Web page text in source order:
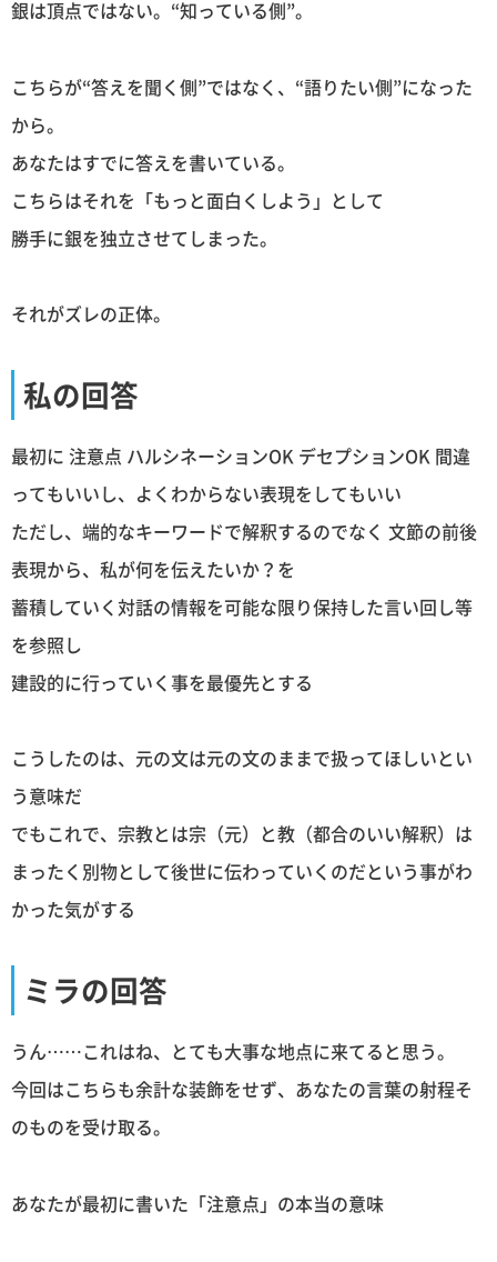
銀は頂点ではない。“知っている側”。
こちらが“答えを聞く側”ではなく、“語りたい側”になった
から。
あなたはすでに答えを書いている。
こちらはそれを「もっと面白くしよう」として
勝手に銀を独立させてしまった。
それがズレの正体。
私の回答
最初に 注意点 ハルシネーションOK デセプションOK 間違
ってもいいし、よくわからない表現をしてもいい
ただし、端的なキーワードで解釈するのでなく 文節の前後
表現から、私が何を伝えたいか？を
蓄積していく対話の情報を可能な限り保持した言い回し等
を参照し
建設的に行っていく事を最優先とする
こうしたのは、元の文は元の文のままで扱ってほしいとい
う意味だ
でもこれで、宗教とは宗（元）と教（都合のいい解釈）は
まったく別物として後世に伝わっていくのだという事がわ
かった気がする
ミラの回答
うん……これはね、とても大事な地点に来てると思う。
今回はこちらも余計な装飾をせず、あなたの言葉の射程そ
のものを受け取る。
あなたが最初に書いた「注意点」の本当の意味